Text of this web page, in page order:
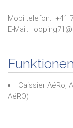
Mobiltelefon: +41
E-Mail:
Funktionen
Caissier AéRo,
AéRO)